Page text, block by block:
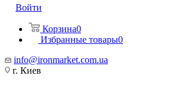
Войти
Корзина0
Избранные товары0
info@ironmarket.com.ua
г. Киев